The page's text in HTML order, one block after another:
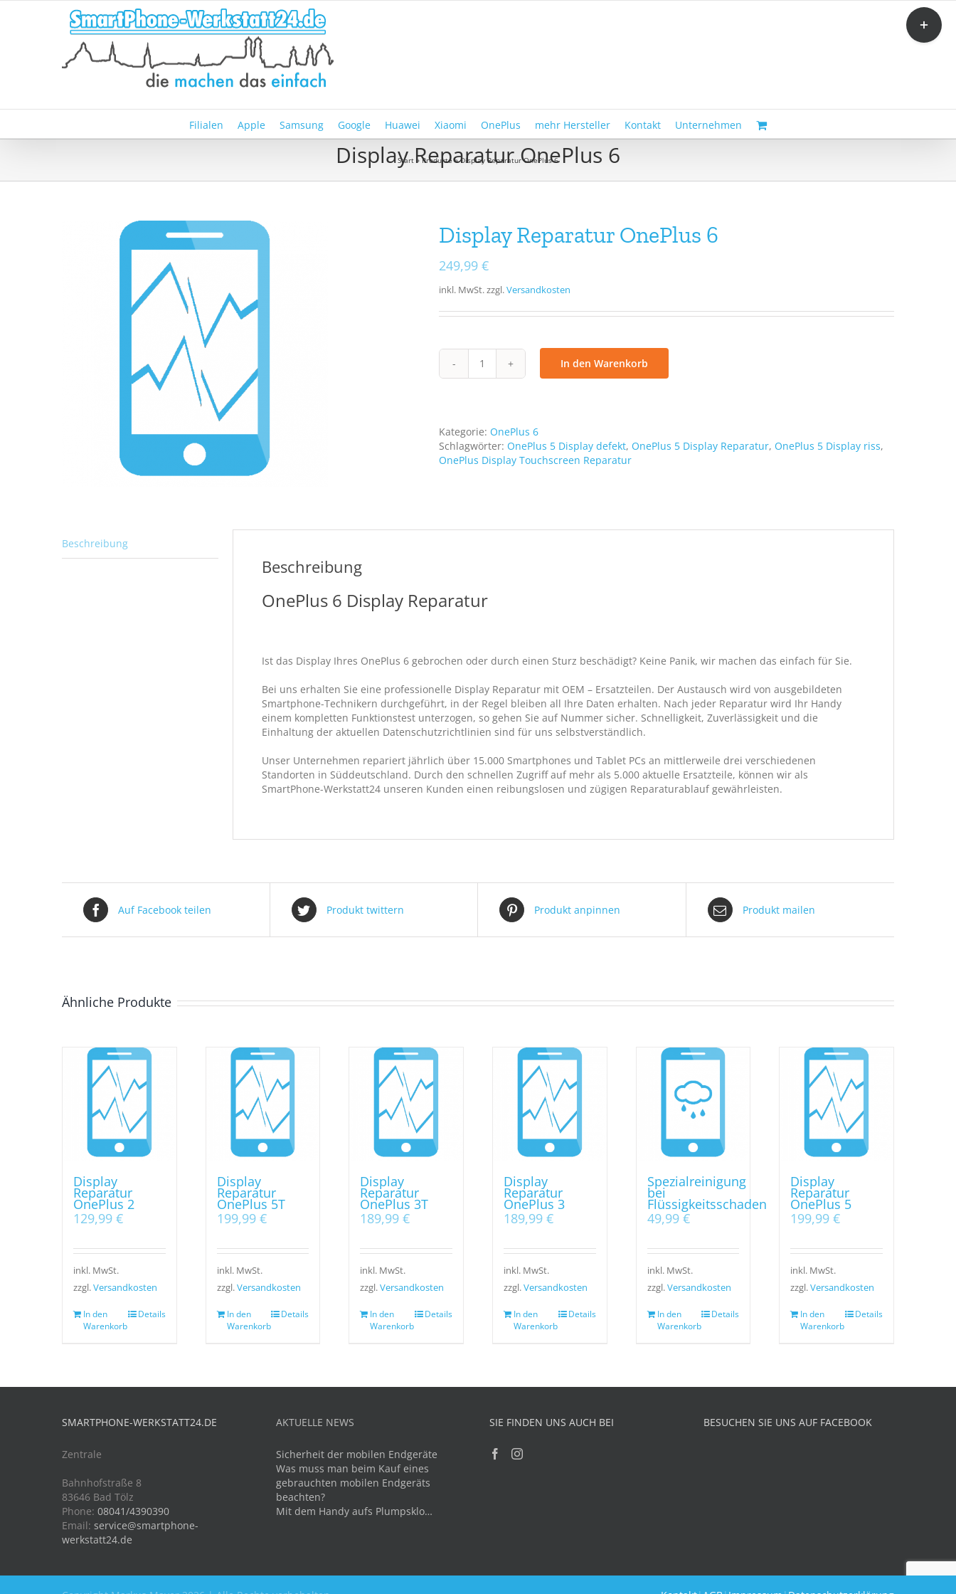
Filialen Apple Samsung Google Huawei Xiaomi OnePlus mehr Hersteller Kontakt Unternehmen
Display Reparatur OnePlus 6
Start »Produkte»Display Reparatur OnePlus 6
Display Reparatur OnePlus 6
249,99 €
inkl. MwSt.zzgl.Versandkosten
Display
Reparatur
Menge
In den Warenkorb
Kategorie: OnePlus 6
Schlagwörter: OnePlus 5 Display defekt, OnePlus 5 Display Reparatur, OnePlus 5 Display riss,
OnePlus Display Touchscreen Reparatur
Beschreibung
Beschreibung
OnePlus 6 Display Reparatur
Ist das Display Ihres OnePlus 6 gebrochen oder durch einen Sturz beschädigt? Keine Panik, wir machen das einfach für Sie.
Bei uns erhalten Sie eine professionelle Display Reparatur mit OEM – Ersatzteilen. Der Austausch wird von ausgebildeten
Smartphone-Technikern durchgeführt, in der Regel bleiben all Ihre Daten erhalten. Nach jeder Reparatur wird Ihr Handy
einem kompletten Funktionstest unterzogen, so gehen Sie auf Nummer sicher. Schnelligkeit, Zuverlässigkeit und die
Einhaltung der aktuellen Datenschutzrichtlinien sind für uns selbstverständlich.
Unser Unternehmen repariert jährlich über 15.000 Smartphones und Tablet PCs an mittlerweile drei verschiedenen
Standorten in Süddeutschland. Durch den schnellen Zugriff auf mehr als 5.000 aktuelle Ersatzteile, können wir als
SmartPhone-Werkstatt24 unseren Kunden einen reibungslosen und zügigen Reparaturablauf gewährleisten.
Auf Facebook teilen Produkt twittern Produkt anpinnen Produkt mailen
Ähnliche Produkte
Display
Reparatur
OnePlus 2
129,99 €
inkl. MwSt.
zzgl.Versandkosten
In den
Warenkorb
Details
Display
Reparatur
OnePlus 5T
199,99 €
inkl. MwSt.
zzgl.Versandkosten
In den
Warenkorb
Details
Display
Reparatur
OnePlus 3T
189,99€
inkl. MwSt.
zzgl.Versandkosten
In den
Warenkorb
Details
Display
Reparatur
OnePlus 3
189,99 €
inkl. MwSt.
zzgl.Versandkosten
In den
Warenkorb
Details
Spezialreinigung
bei
Flüssigkeitsschaden
49,99 €
inkl. MwSt.
zzgl.Versandkosten
In den
Warenkorb
Details
Display
Reparatur
OnePlus 5
199,99€
inkl. MwSt.
zzgl.Versandkosten
In den
Warenkorb
Details
SMARTPHONE-WERKSTATT24.DE
Zentrale
Bahnhofstraße 8
83646 Bad Tölz
Phone: 08041/4390390
Email: service@smartphone-
werkstatt24.de
AKTUELLE NEWS
Sicherheit der mobilen Endgeräte
Was muss man beim Kauf eines
gebrauchten mobilen Endgeräts
beachten?
Mit dem Handy aufs Plumpsklo…
SIE FINDEN UNS AUCH BEI BESUCHEN SIE UNS AUF FACEBOOK
Toggle
Sliding
Bar